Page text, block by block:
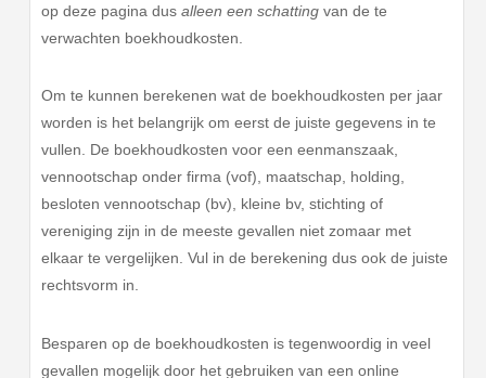
op deze pagina dusalleen een schatting van de te
verwachten boekhoudkosten.
Om te kunnen berekenen wat de boekhoudkosten per jaar
worden is het belangrijk om eerst de juiste gegevens in te
vullen. De boekhoudkosten voor een eenmanszaak,
vennootschap onder firma (vof), maatschap, holding,
besloten vennootschap (bv), kleine bv, stichting of
vereniging zijn in de meeste gevallen niet zomaar met
elkaar te vergelijken. Vul in de berekening dus ook de juiste
rechtsvorm in.
Besparen op de boekhoudkosten is tegenwoordig in veel
gevallen mogelijk door het gebruiken van een online